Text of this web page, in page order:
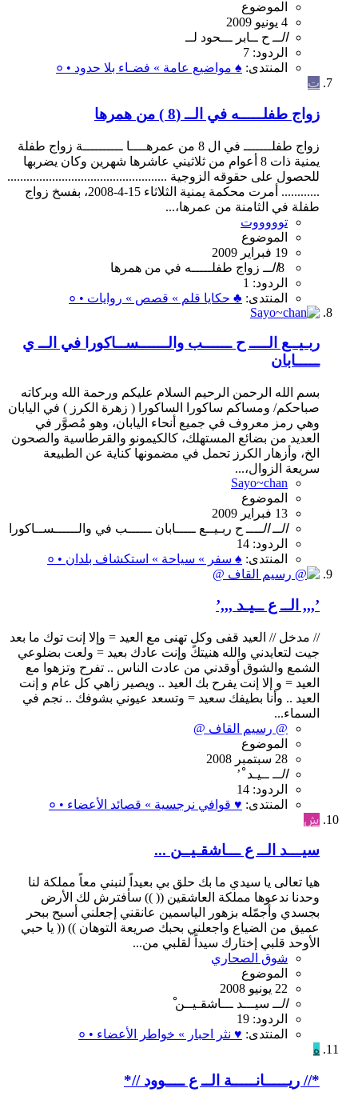
الموضوع
4 يونيو 2009
الــ ح ــابر ـــحود لــ
الردود: 7
المنتدى: ♠ مواضيع عامة » فضـاء بلا حدود • ०
ت
زواج طفلـــــه في الــ (8 ) من همرها
زواج طفلـــــــ في ال 8 من عمرهــــا ــــــــــة زواج طفلة
يمنية ذات 8 أعوام من ثلاثيني عاشرها شهرين وكان يضربها
للحصول على حقوقه الزوجية ..................................................
............ أمرت محكمة يمنية الثلاثاء 15-4-2008، بفسخ زواج
طفلة في الثامنة من عمرها،...
توووووت
الموضوع
19 فبراير 2009
8الــ زواج طفلـــــه في من همرها
الردود: 1
المنتدى: ♣ حكايا قلم » قصص » روايات • ०
ربـيــع الــــ ح ــــــب والــــــســاكورا في الــ ي
ـــــابان
بسم الله الرحمن الرحيم السلام عليكم ورحمة الله وبركاته
صباحكم/ ومساكم ساكورا الساكورا ( زهرة الكرز ) في اليابان
وهي رمز معروف في جميع أنحاء اليابان، وهو مُصوَّر في
العديد من بضائع المستهلك، كالكيمونو والقرطاسية والصحون
الخ، وأزهار الكرز تحمل في مضمونها كناية عن الطبيعة
سريعة الزوال،...
Sayo~chan
الموضوع
13 فبراير 2009
الــ الــــ ح ربـيــع ـــــابان ــــــب في والــــــســاكورا
الردود: 14
المنتدى: ♠ سفر » سياحة » استكشاف بلدان • ०
’,,, الــ ع ــيـد ,,,’
// مدخل // العيد قفى وكلٍ تهنى مع العيد = وإلا إنت توك ما بعد
جيت لتعايدني والله هنيتك وإنت عادك بعيد = ولعت بضلوعي
الشمع والشوق أوقدني من عادت الناس .. تفرح وتزهوا مع
العيد = و إلا إنت يفرح بك العيد .. ويصير زاهي كل عام و إنت
العيد .. وأنا بطيفك سعيد = وتسعد عيوني بشوفك .. نجم في
السماء...
@ رسيم القاف @
الموضوع
28 سبتمبر 2008
الــ ــيـدْ’
الردود: 14
المنتدى: ♥ قوافي نرجسية » قصائد الأعضاء • ०
ش
سيـــد الــ ع ـــاشقـيــن ...
هيا تعالى يا سيدي ما بك حلق بي بعيداً لنبني معاً مملكة لنا
وحدنا ندعوها مملكة العاشقين (( )) سأفترش لك الأرض
بجسدي وأجمّله بزهور الياسمين عانقني إجعلني أسبح ببحر
عميق من الضياع واجعلني بحبك صريعة التوهان )) (( يا حبي
الأوحد قلبي إختارك سيداً لقلبي من...
شوق الصحاري
الموضوع
22 يونيو 2008
الــ سيـــد ـــاشقـيــن
الردود: 19
المنتدى: ♥ نثر احبار » خواطر الأعضاء • ०
ه
*// ريـــــانـــــة الــ ع ــــوود //*